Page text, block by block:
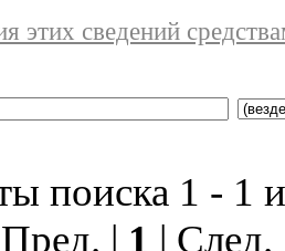
этих сведений
поиска 1 - 1
| 1 |